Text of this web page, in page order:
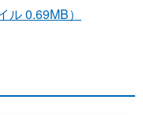
0.69MB）